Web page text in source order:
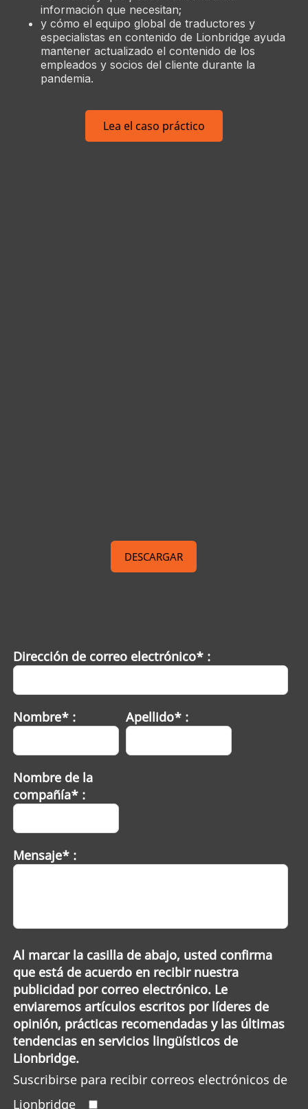
información que necesitan;
y cómo el equipo global de traductores y
especialistas en contenido de Lionbridge ayuda
mantener actualizado el contenido de los
empleados y socios del cliente durante la
pandemia.
Lea el caso práctico
DESCARGAR
Dirección de correo electrónico* :
Nombre* : Apellido* :
Nombre de la
compañía* :
Mensaje* :
Al marcar la casilla de abajo, usted confirma
que está de acuerdo en recibir nuestra
publicidad por correo electrónico. Le
enviaremos artículos escritos por líderes de
opinión, prácticas recomendadas y las últimas
tendencias en servicios lingüísticos de
Lionbridge.
Suscribirse para recibir correos electrónicos de
Lionbridge